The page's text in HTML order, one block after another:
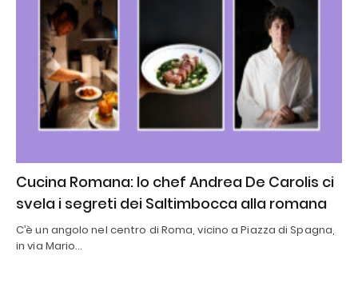
Cucina Romana: lo chef Andrea De Carolis ci
svela i segreti dei Saltimbocca alla romana
C’è un angolo nel centro di Roma, vicino a Piazza di Spagna,
in via Mario…